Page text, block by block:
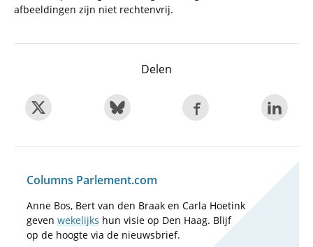
afbeeldingen zijn niet rechtenvrij.
Delen
Columns Parlement.com
Anne Bos, Bert van den Braak en Carla Hoetink
geven wekelijks hun visie op Den Haag. Blijf
op de hoogte via de nieuwsbrief.